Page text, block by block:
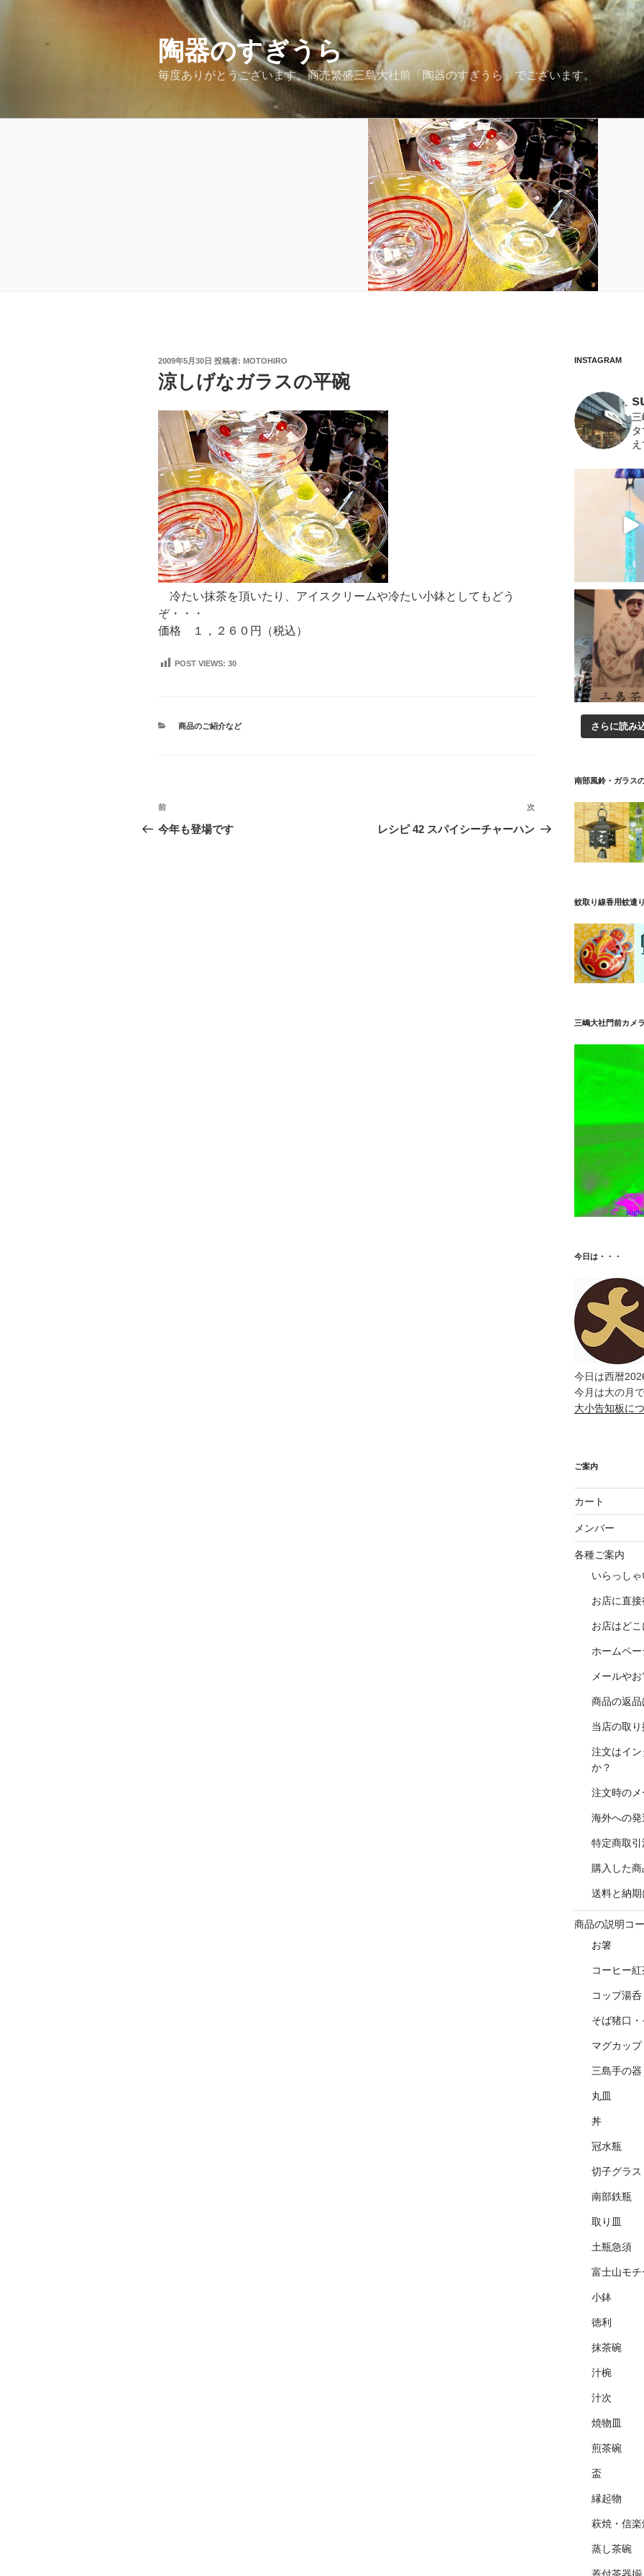
陶器のすぎうら
毎度ありがとうございます。商売繁盛三島大社前「陶器のすぎうら」でございます。
投
稿
日:
2009年5月30日 投稿者: MOTOHIRO
涼しげなガラスの平碗
冷たい抹茶を頂いたり、アイスクリームや冷たい小鉢としてもどう
ぞ・・・
価格 １，２６０円（税込）
POST VIEWS: 30
カ
商品のご紹介など
投
稿
前
の
前
今年も登場です
次
の
次
レシピ 42 スパイシーチャーハン
INSTAGRAM
三
さらに読み
南部風鈴・ガラス
蚊取り線香用蚊遣
三嶋大社門前カメ
今日は・・・
今日は西暦
今月は大の月
大小告知板に
ご案内
カート
メンバー
各種ご案内
いらっし
お店に直
お店はど
ホームペ
メールや
商品の返
当店の取
注文はイ
か？
注文時の
海外への
特定商取引
購入した
送料と納
商品の説明コ
お箸
コーヒー
コップ湯呑
そば猪口
マグカップ
三島手の器
丸皿
丼
冠水瓶
切子グラス
南部鉄瓶
取り皿
土瓶急須
富士山モチ
小鉢
徳利
抹茶碗
汁椀
汁次
焼物皿
煎茶碗
盃
縁起物
萩焼・信
蒸し茶碗